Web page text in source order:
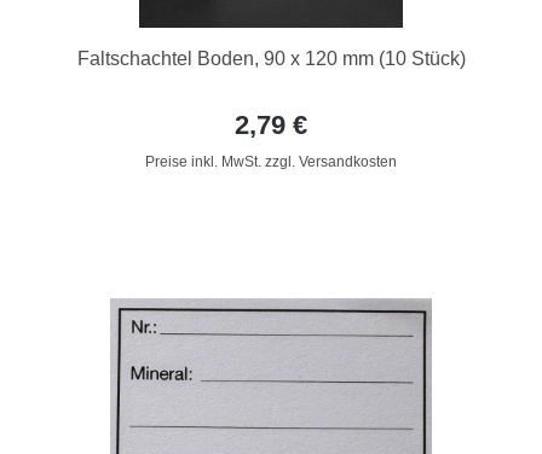
Faltschachtel Boden, 90 x 120 mm (10 Stück)
2,79 €
Preise inkl. MwSt. zzgl. Versandkosten